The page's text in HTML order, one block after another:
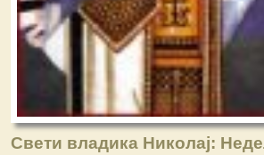
Свети владика Николај: